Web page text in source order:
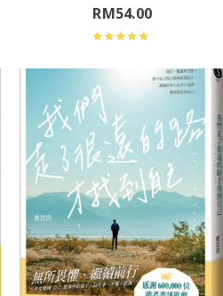
RM54.00